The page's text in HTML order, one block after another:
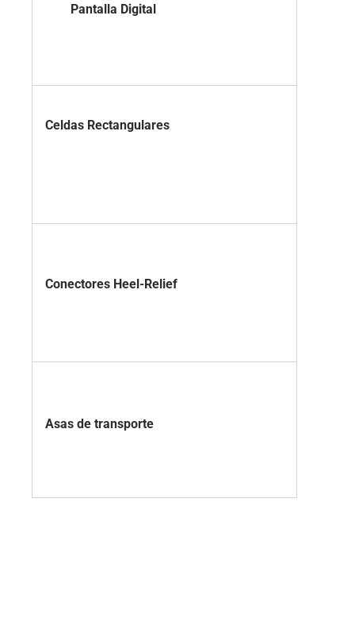
Pantalla Digital
Celdas Rectangulares
Conectores Heel-Relief
Asas de transporte